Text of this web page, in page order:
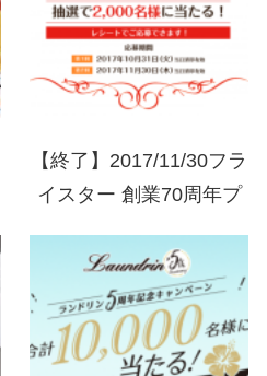
【終了】2017/11/30フラ
イスター 創業70周年プ